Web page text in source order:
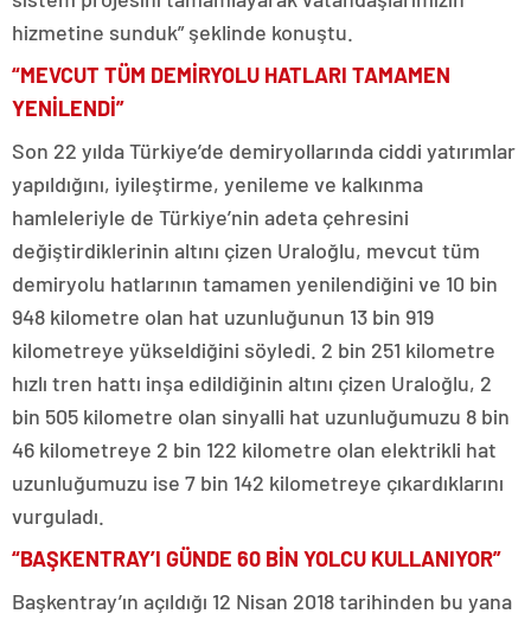
hizmetine sunduk” şeklinde konuştu.
“MEVCUT TÜM DEMİRYOLU HATLARI TAMAMEN
YENİLENDİ”
Son 22 yılda Türkiye’de demiryollarında ciddi yatırımlar
yapıldığını, iyileştirme, yenileme ve kalkınma
hamleleriyle de Türkiye’nin adeta çehresini
değiştirdiklerinin altını çizen Uraloğlu, mevcut tüm
demiryolu hatlarının tamamen yenilendiğini ve 10 bin
948 kilometre olan hat uzunluğunun 13 bin 919
kilometreye yükseldiğini söyledi. 2 bin 251 kilometre
hızlı tren hattı inşa edildiğinin altını çizen Uraloğlu, 2
bin 505 kilometre olan sinyalli hat uzunluğumuzu 8 bin
46 kilometreye 2 bin 122 kilometre olan elektrikli hat
uzunluğumuzu ise 7 bin 142 kilometreye çıkardıklarını
vurguladı.
“BAŞKENTRAY’I GÜNDE 60 BİN YOLCU KULLANIYOR”
Başkentray’ın açıldığı 12 Nisan 2018 tarihinden bu yana